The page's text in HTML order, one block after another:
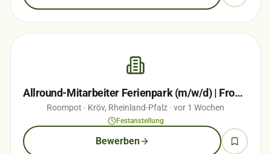
Allround-Mitarbeiter Ferienpark (m/w/d) | Front Office, Gastronomie & Freizeit…
Roompot · Kröv, Rheinland-Pfalz · vor 1 Wochen
Festanstellung
Bewerben